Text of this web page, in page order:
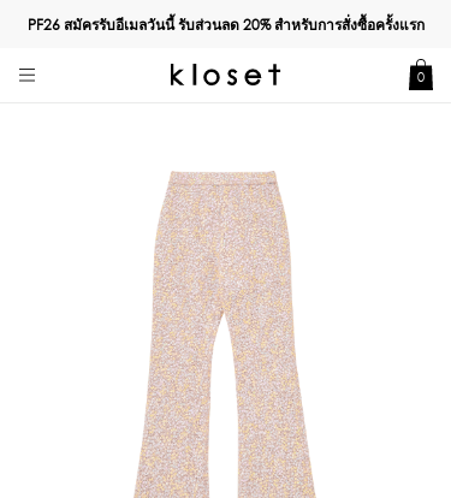
PF26 สมัครรับอีเมลวันนี้ รับส่วนลด20%สำหรับการสั่งซื้อครั้งแรก
0